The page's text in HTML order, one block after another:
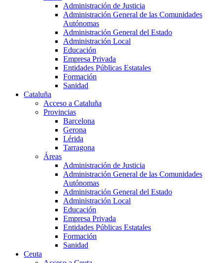
Administración de Justicia
Administración General de las Comunidades
Autónomas
Administración General del Estado
Administración Local
Educación
Empresa Privada
Entidades Públicas Estatales
Formación
Sanidad
Cataluña
Acceso a Cataluña
Provincias
Barcelona
Gerona
Lérida
Tarragona
Áreas
Administración de Justicia
Administración General de las Comunidades
Autónomas
Administración General del Estado
Administración Local
Educación
Empresa Privada
Entidades Públicas Estatales
Formación
Sanidad
Ceuta